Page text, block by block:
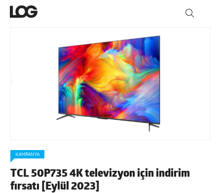
KAMPANYA
TCL 50P735 4K televizyon için indirim
fırsatı [Eylül 2023]